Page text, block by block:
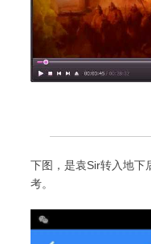
下图，是袁Sir转入地下
考。